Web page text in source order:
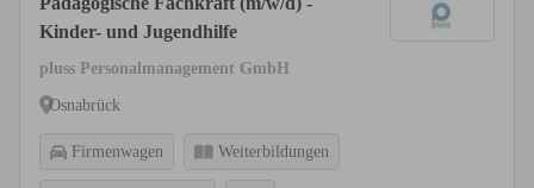
Kinder- und Jugendhilfe
pluss Personalmanagement GmbH
Osnabrück
Firmenwagen Weiterbildungen